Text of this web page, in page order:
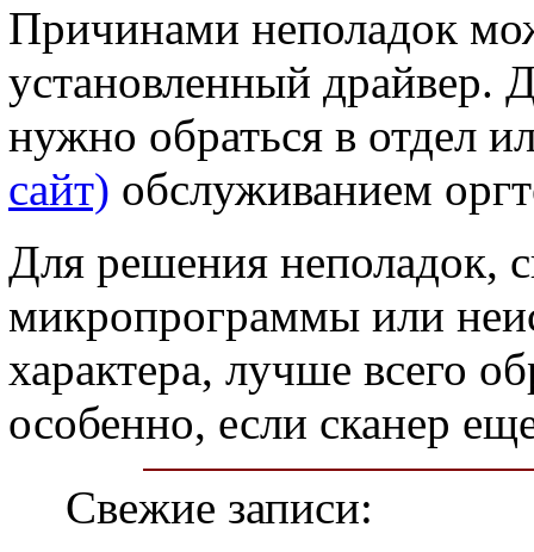
Причинами неполадок
установленный драйвер.
нужно обраться в отдел
сайт) обслуживанием
Для решения неполадок,
микропрограммы или
характера, лучше всего
особенно, если сканер
Свежие записи: